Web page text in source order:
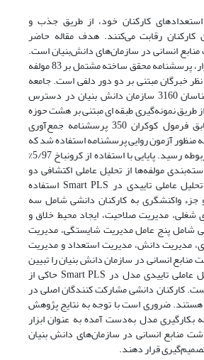
کارکنان خود، از طریق جذب و
کارکنان رقابت میکنند. هدف مقاله حاضر
انسانی در سازمانهای دانشبنیان است.
روش آمیخته است. ابزار، پرسشنامه محقق ساخته مشتمل بر 83 مولفه
خبرگان مبتنی بر دو دور دلفی است. جامعه
آماری مدیران و کارشناسان 3160 سازمان دانش بنیان در دسترس
طریق نمونهگیری طبقه ای مبتنی بر هشت حوزه
کوکران 350 پرسشنامه جمع آوری
منظور آزمون روایی پرسشنامه استفاده شد که
به تأیید متخصصین مربوطه رسید. پایایی با استفاده از کرونباخ 5/97%
بندی مولفهها از تحلیل عاملی اکتشافی دو
عاملی تاییدی در Smart PLS استفاده
جزء واکنشگری به کارکنان دانشی شامل سه
شغلی، مدیریت صلاحیت، ایجاد محیط خلاق و
شامل پنج عامل مدیریت شایستگی، مدیریت
مدیریت دانش، مدیریت استعداد و مدیریت
انسانی در سازمان دانش بنیان را تبیین
عاملی تاییدی مدل در Smart PLS حاکی از
کارکنان دانشی مشارکت کنندگان اصلی در
ضروری است با توجه به نتایج پژوهش
بکارگیری مدل بهدست آمده به عنوان ابزار
منابع انسانی در سازمانهای دانش بنیان
گیری قرار دهند.